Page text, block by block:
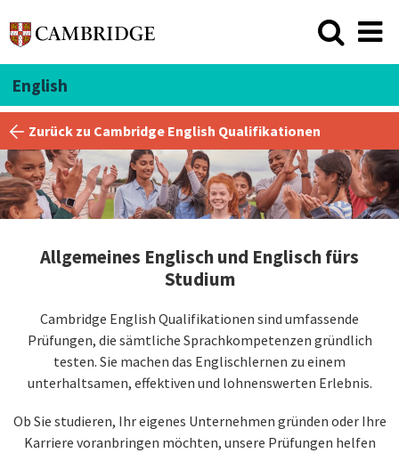
English
Zurück zu Cambridge English Qualifikationen
Allgemeines Englisch und Englisch fürs
Studium
Cambridge English Qualifikationen sind umfassende
Prüfungen, die sämtliche Sprachkompetenzen gründlich
testen. Sie machen das Englischlernen zu einem
unterhaltsamen, effektiven und lohnenswerten Erlebnis.
Ob Sie studieren, Ihr eigenes Unternehmen gründen oder Ihre
Karriere voranbringen möchten, unsere Prüfungen helfen